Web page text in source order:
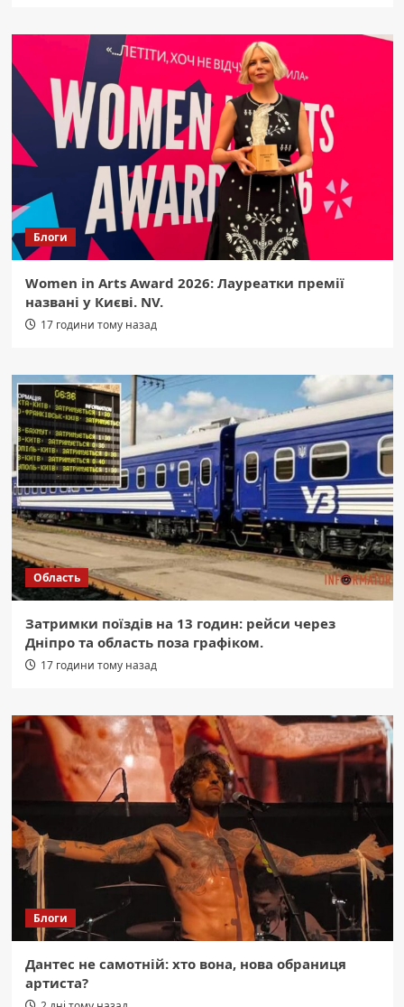
Блоги
Women in Arts Award 2026: Лауреатки премії
названі у Києві. NV.
17 години тому назад
Область
Затримки поїздів на 13 годин: рейси через
Дніпро та область поза графіком.
17 години тому назад
Блоги
Дантес не самотній: хто вона, нова обраниця
артиста?